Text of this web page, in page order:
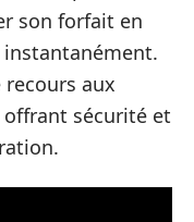
son forfait en
instantanément.
aux
sécurité et